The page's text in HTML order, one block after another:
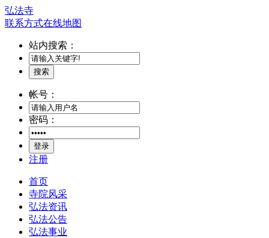
弘法寺
联系方式在线地图
站内搜索：
搜索
帐号：
密码：
登录
注册
首页
寺院风采
弘法资讯
弘法公告
弘法事业